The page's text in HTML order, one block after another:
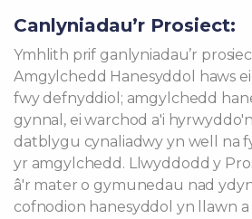
Canlyniadau’r Prosiect:
Ymhlith prif ganlyniadau’r
Amgylchedd Hanesyddol haws
fwy defnyddiol; amgylchedd
gynnal, ei warchod a'i
datblygu cynaliadwy yn well na
yr amgylchedd. Llwyddodd y
â'r mater o gymunedau nad
cofnodion hanesyddol yn llawn